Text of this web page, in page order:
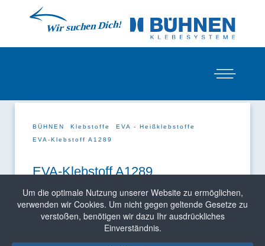
BÜHNEN Klebstoffe
EVA - Heißklebstoffe
EVA-Klebstoff A1289
EVA-Klebstoff A1289
Um die optimale Nutzung unserer Website zu ermöglichen,
verwenden wir Cookies. Um nicht gegen geltende Gesetze zu
verstoßen, benötigen wir dazu Ihr ausdrückliches
Einverständnis.